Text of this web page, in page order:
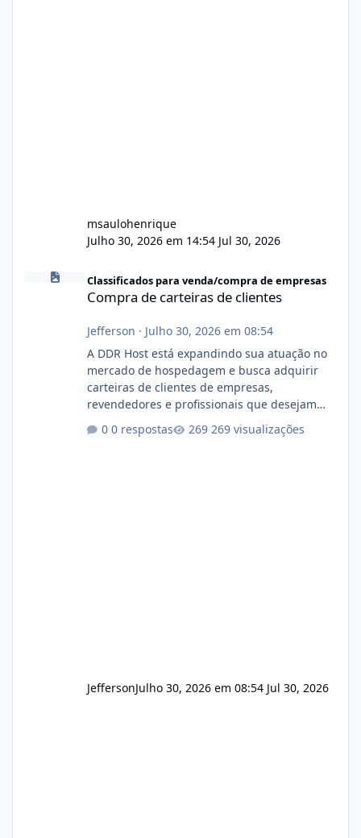
msaulohenrique
Julho 30, 2026 em 14:54 Jul 30, 2026
Classificados para venda/compra de empresas
Compra de carteiras de clientes
Jefferson · Julho 30, 2026 em 08:54
A DDR Host está expandindo sua atuação no
mercado de hospedagem e busca adquirir
carteiras de clientes de empresas,
revendedores e profissionais que desejam
operação. Se você possui clientes ativos de
0 respostas 269 visualizações
JeffersonJulho 30, 2026 em 08:54 Jul 30, 2026